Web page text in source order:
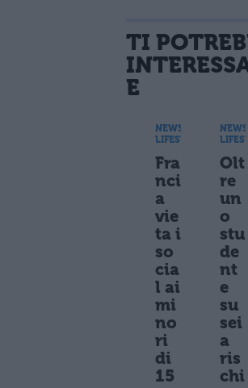
TI
E
NEWS
LIFESTYLE
Fra
nci
a
vie
ta i
so
cia
l ai
mi
no
ri
di
15
NEWS
Olt
re
un
o
stu
de
nt
e
su
sei
a
ris
chi